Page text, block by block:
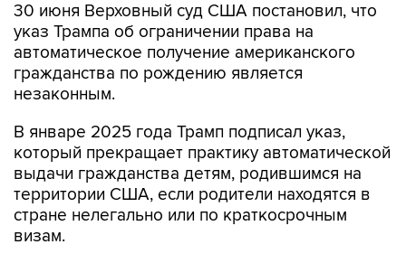
30 июня Верховный суд США постановил, что
указ Трампа об ограничении права на
автоматическое получение американского
гражданства по рождению является
незаконным.
В январе 2025 года Трамп подписал указ,
который прекращает практику автоматической
выдачи гражданства детям, родившимся на
территории США, если родители находятся в
стране нелегально или по краткосрочным
визам.